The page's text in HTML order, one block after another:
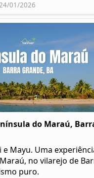
01/2026
do Maraú,
e Mayu. Uma
no vilarejo de
puro.